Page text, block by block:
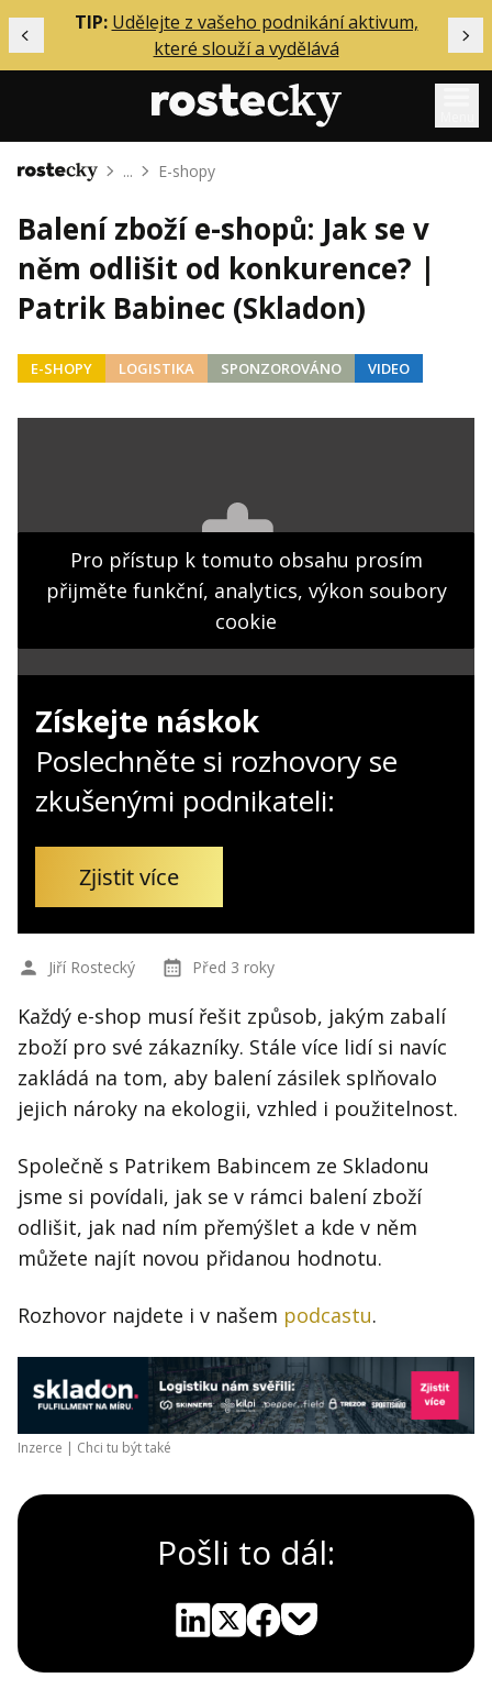
Předchozí
TIP: Udělejte z vašeho podnikání aktivum,
které slouží a vydělává
Mentoring
Podcasty
Solo
Akce
O mně
Obchodní podmínky
Hledaná fráze Hledat
Domů ... E-shopy
Balení zboží e-shopů: Jak se v
něm odlišit od konkurence? |
Patrik Babinec (Skladon)
E-SHOPY LOGISTIKA SPONZOROVÁNO VIDEO
Pro přístup k tomuto obsahu prosím
přijměte funkční, analytics, výkon soubory
cookie
Získejte náskok
Poslechněte si rozhovory se
zkušenými podnikateli:
Zjistit více
Jiří Rostecký Před 3 roky
Každý e-shop musí řešit způsob, jakým zabalí
zboží pro své zákazníky. Stále více lidí si navíc
zakládá na tom, aby balení zásilek splňovalo
jejich nároky na ekologii, vzhled i použitelnost.
Společně s Patrikem Babincem ze Skladonu
jsme si povídali, jak se v rámci balení zboží
odlišit, jak nad ním přemýšlet a kde v něm
můžete najít novou přidanou hodnotu.
Rozhovor najdete i v našem podcastu.
Inzerce | Chci tu být také
Pošli to dál: